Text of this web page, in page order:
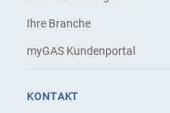
Ihre Branche
myGAS Kundenportal
KONTAKT